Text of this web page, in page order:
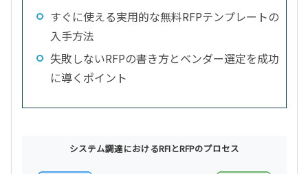
すぐに使える実用的な無料RFPテンプレートの
入手方法
失敗しないRFPの書き方とベンダー選定を成功
に導くポイント
システム調達におけるRFIとRFPのプロセス